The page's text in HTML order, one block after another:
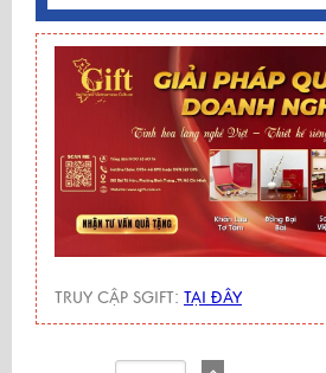
TRUY CẬP SGIFT: TẠI ĐÂY